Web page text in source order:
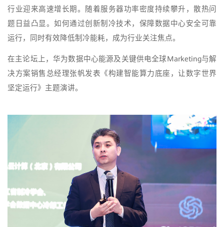
行业迎来高速增长期。随着服务器功率密度持续攀升，散热问
题日益凸显。如何通过创新制冷技术，保障数据中心安全可靠
运行，同时有效降低制冷能耗，成为行业关注焦点。
在主论坛上，华为数据中心能源及关键供电全球Marketing与解
决方案销售总经理张帆发表《构建智能算力底座，让数字世界
坚定运行》主题演讲。